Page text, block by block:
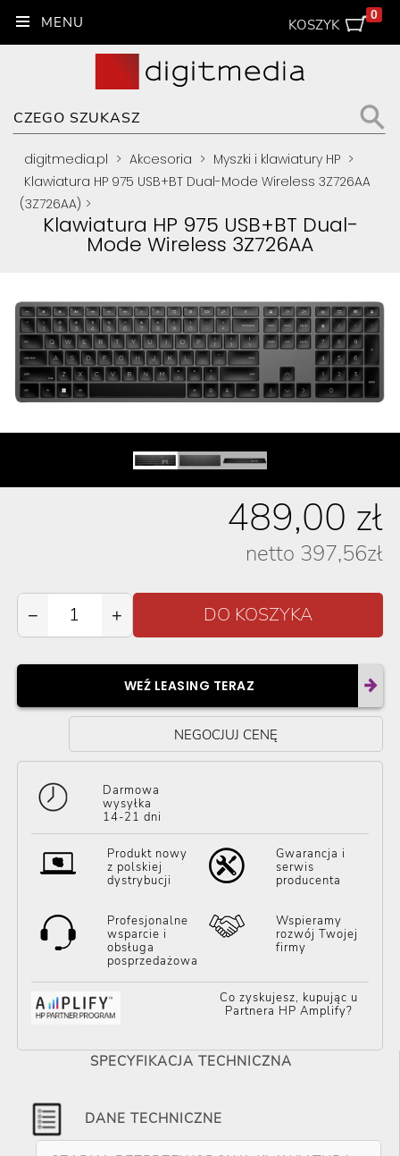
KOSZYK
0
digitmedia.pl > Akcesoria > Myszki i klawiatury HP >
Klawiatura HP 975 USB+BT Dual-Mode Wireless 3Z726AA
(3Z726AA) >
Klawiatura HP 975 USB+BT Dual-
Mode Wireless 3Z726AA
489,00 zł
netto 397,56zł
− +
WEŹ LEASING TERAZ
NEGOCJUJ CENĘ
Darmowa
wysyłka
14-21 dni
Produkt nowy
z polskiej
dystrybucji
Gwarancja i
serwis
producenta
Profesjonalne
wsparcie i
obsługa
posprzedażowa
Wspieramy
rozwój Twojej
firmy
Co zyskujesz, kupując u
Partnera HP Amplify?
SPECYFIKACJA TECHNICZNA
DANE TECHNICZNE